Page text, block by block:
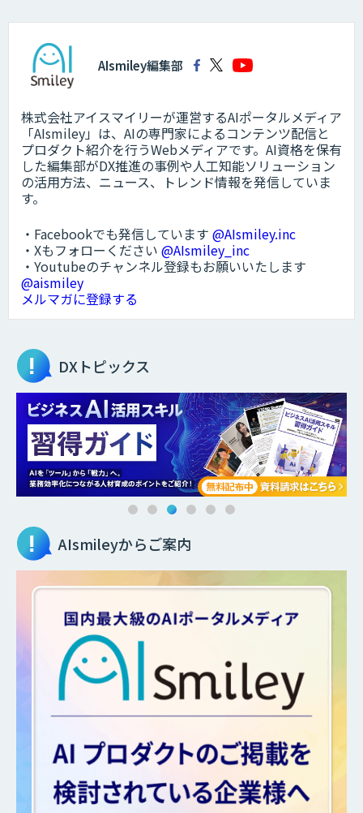
AIsmiley編集部
株式会社アイスマイリーが運営するAIポータルメディア
「AIsmiley」は、AIの専門家によるコンテンツ配信と
プロダクト紹介を行うWebメディアです。AI資格を保有
した編集部がDX推進の事例や人工知能ソリューション
の活用方法、ニュース、トレンド情報を発信していま
す。
・Facebookでも発信しています @AIsmiley.inc
・Xもフォローください @AIsmiley_inc
・Youtubeのチャンネル登録もお願いいたします
@aismiley
メルマガに登録する
DXトピックス
AIsmileyからご案内